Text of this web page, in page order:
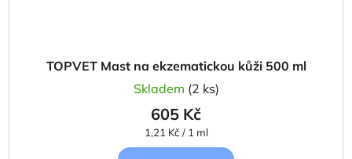
TOPVET Mast na ekzematickou kůži 500 ml
Skladem (2 ks)
605 Kč
Měrná
cena:
1,21 Kč / 1 ml